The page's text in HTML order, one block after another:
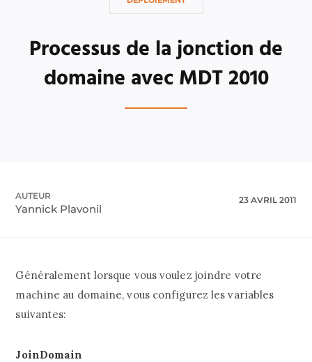
Processus de la jonction de
domaine avec MDT 2010
AUTEUR
Yannick Plavonil
23 AVRIL 2011
Généralement lorsque vous voulez joindre votre
machine au domaine, vous configurez les variables
suivantes:
JoinDomain